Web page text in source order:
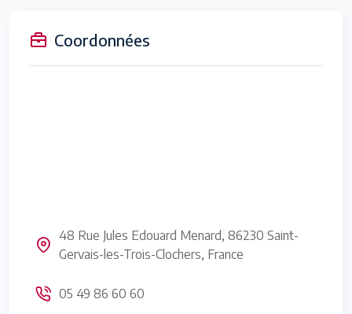
Coordonnées
48 Rue Jules Edouard Menard, 86230 Saint-
Gervais-les-Trois-Clochers, France
05 49 86 60 60